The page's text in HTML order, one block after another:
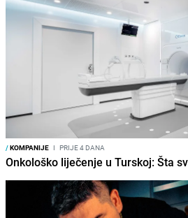
/KOMPANIJE I PRIJE 4 DANA
Onkološko liječenje u Turskoj: Šta